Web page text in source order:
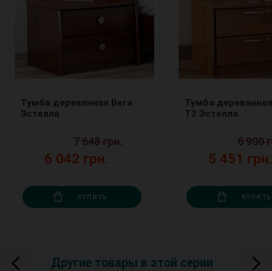
Тумба деревянная Вега
Эстелла
6 042 грн.
7 648 грн.
КУПИТЬ
Тумба
Т2 Эстелла
5 451
6 900
КУПИТЬ
Другие товары в этой серии